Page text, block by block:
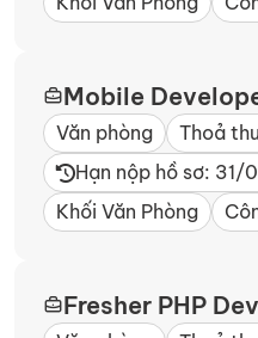
Mobile
Văn phòng Thoả
Hạn nộp hồ sơ:
Khối Văn Phòng
Fresher PHP